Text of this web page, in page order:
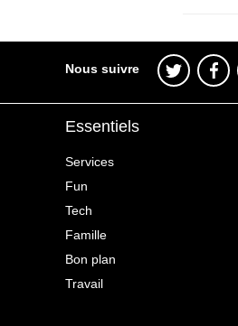
Nous suivre
Essentiels
Services
Fun
Tech
Famille
Bon plan
Travail